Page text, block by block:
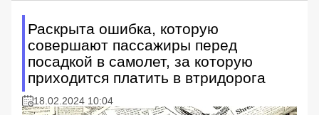
Раскрыта ошибка, которую
совершают пассажиры перед
посадкой в самолет, за которую
приходится платить в втридорога
18.02.2024 10:04